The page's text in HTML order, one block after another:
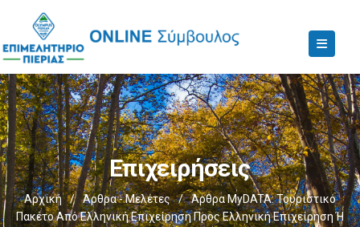
Επιχειρήσεις
Αρχική / Άρθρα - Μελέτες /
Άρθρα MyDATA: Τουριστικό
Πακέτο Από Ελληνική Επιχείρηση Προς Ελληνική Επιχείρηση Ή